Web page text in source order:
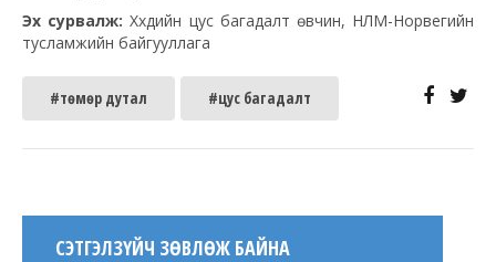
Эх сурвалж: Хүүхдийн цус багадалт өвчин, НЛМ-Норвегийн
тусламжийн байгууллага
#төмөр дутал #цус багадалт
СЭТГЭЛЗҮЙЧ ЗӨВЛӨЖ БАЙНА